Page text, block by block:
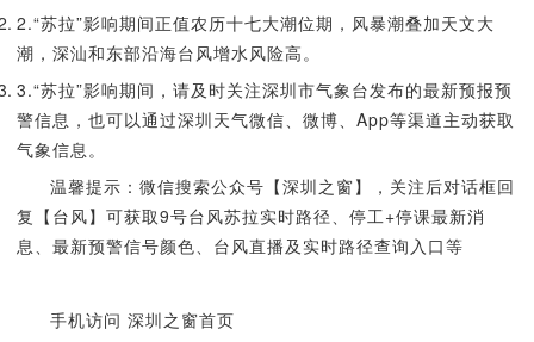
2.“苏拉”影响期间正值农历十七大潮位期，风暴潮叠加天文大
潮，深汕和东部沿海台风增水风险高。
3.“苏拉”影响期间，请及时关注深圳市气象台发布的最新预报预
警信息，也可以通过深圳天气微信、微博、App等渠道主动获取
气象信息。
温馨提示：微信搜索公众号【深圳之窗】，关注后对话框回
复【台风】可获取9号台风苏拉实时路径、停工+停课最新消
息、最新预警信号颜色、台风直播及实时路径查询入口等
手机访问 深圳之窗首页